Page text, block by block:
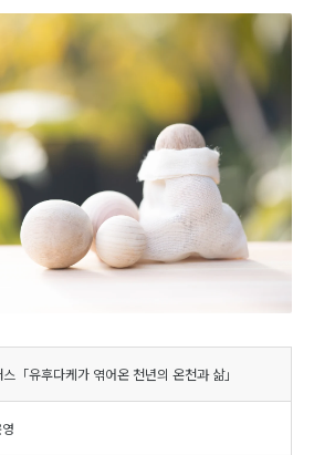
「유후다케가 엮어온 천년의 온천과 삶」